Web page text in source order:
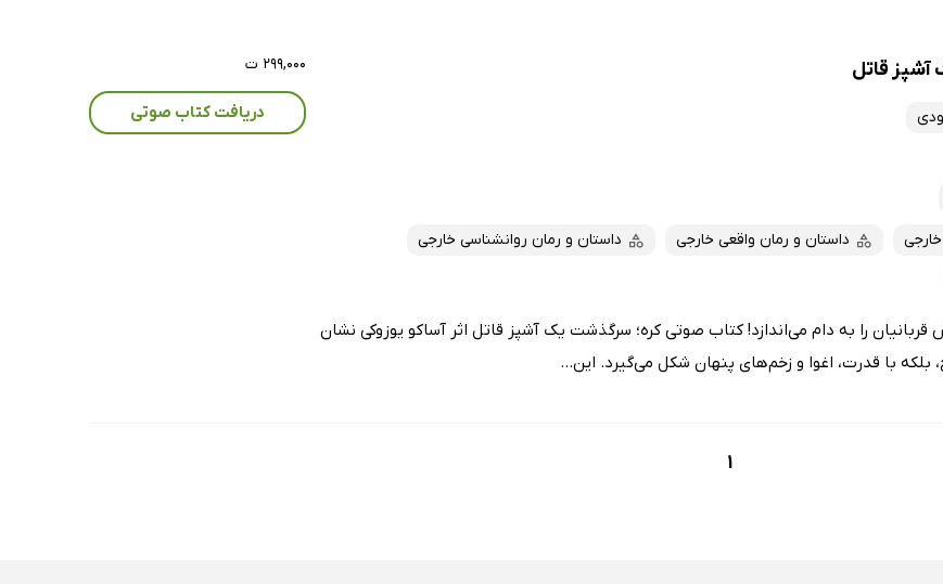
قاتل
داستان و رمان واقعی خارجی داستان و رمان روانشناسی خارجی
را به دام می‌اندازد! کتاب صوتی کره؛ سرگذشت یک آشپز قاتل اثر آساکو یوزوکی نشان
با قدرت، اغوا و زخم‌های پنهان شکل می‌گیرد. این...
۲۹۹,۰۰۰ ت
دریافت کتاب صوتی
1